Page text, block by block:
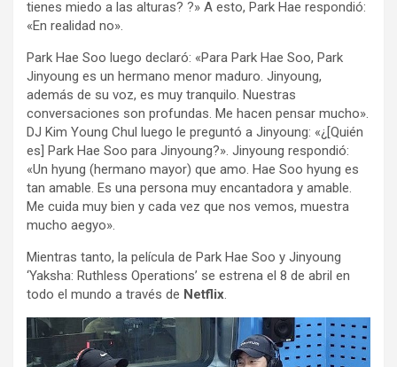
tienes miedo a las alturas? ?» A esto, Park Hae respondió:
«En realidad no».
Park Hae Soo luego declaró: «Para Park Hae Soo, Park
Jinyoung es un hermano menor maduro. Jinyoung,
además de su voz, es muy tranquilo. Nuestras
conversaciones son profundas. Me hacen pensar mucho».
DJ Kim Young Chul luego le preguntó a Jinyoung: «¿[Quién
es] Park Hae Soo para Jinyoung?». Jinyoung respondió:
«Un hyung (hermano mayor) que amo. Hae Soo hyung es
tan amable. Es una persona muy encantadora y amable.
Me cuida muy bien y cada vez que nos vemos, muestra
mucho aegyo».
Mientras tanto, la película de Park Hae Soo y Jinyoung
‘Yaksha: Ruthless Operations’ se estrena el 8 de abril en
todo el mundo a través de Netflix.